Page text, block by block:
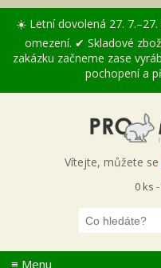
☀️ Letní dovolená 27.
omezení. ✔ Skladové
zakázku začneme zase
pochopení a
Vítejte, můžete se
0 ks
≡ Menu